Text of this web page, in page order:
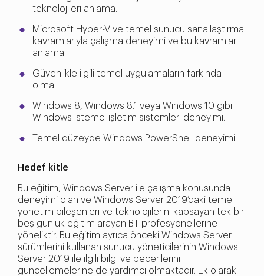
teknolojileri anlama.
Microsoft Hyper-V ve temel sunucu sanallaştırma
kavramlarıyla çalışma deneyimi ve bu kavramları
anlama.
Güvenlikle ilgili temel uygulamaların farkında
olma.
Windows 8, Windows 8.1 veya Windows 10 gibi
Windows istemci işletim sistemleri deneyimi.
Temel düzeyde Windows PowerShell deneyimi.
Hedef kitle
Bu eğitim, Windows Server ile çalışma konusunda
deneyimi olan ve Windows Server 2019’daki temel
yönetim bileşenleri ve teknolojilerini kapsayan tek bir
beş günlük eğitim arayan BT profesyonellerine
yöneliktir. Bu eğitim ayrıca önceki Windows Server
sürümlerini kullanan sunucu yöneticilerinin Windows
Server 2019 ile ilgili bilgi ve becerilerini
güncellemelerine de yardımcı olmaktadır. Ek olarak